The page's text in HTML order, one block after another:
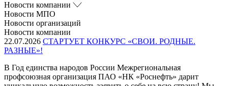
Новости компании
Новости МПО
Новости организаций
Новости компании
22.07.2026 СТАРТУЕТ КОНКУРС «СВОИ. РОДНЫЕ.
РАЗНЫЕ»!
В Год единства народов России Межрегиональная
профсоюзная организация ПАО «НК «Роснефть» дарит